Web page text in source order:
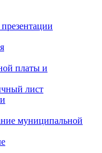
платы и
лист
муниципальной